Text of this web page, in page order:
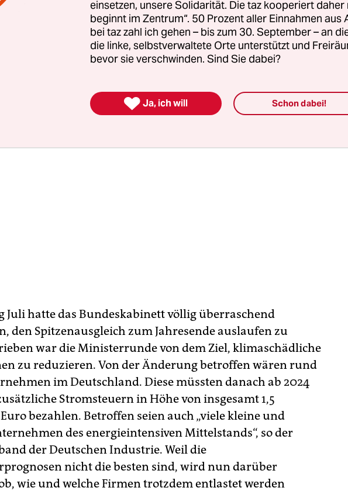
bestimmten Bedingungen bekommen sie bis zu 90
Stromsteuer erlassen. Lindner knüpfte seinen Vorschlag
die Voraussetzung, dass man „woanders Mittel zur
Juli hatte das Bundeskabinett völlig überraschend
den Spitzenausgleich zum Jahresende auslaufen zu
war die Ministerrunde von dem Ziel, klimaschädliche
zu reduzieren. Von der Änderung betroffen wären rund
im Deutschland. Diese müssten danach ab 2024
Stromsteuern in Höhe von insgesamt 1,5
bezahlen. Betroffen seien auch „viele kleine und
des energieintensiven Mittelstands“, so der
der Deutschen Industrie. Weil die
nicht die besten sind, wird nun darüber
wie und welche Firmen trotzdem entlastet werden
einsetzen, unsere Solidarität. Die taz kooperiert daher
beginnt im Zentrum“. 50 Prozent aller Einnahmen aus
bei taz zahl ich gehen – bis zum 30. September – an
die linke, selbstverwaltete Orte unterstützt und
bevor sie verschwinden. Sind Sie dabei?
 Ja, ich will Schon dabei!